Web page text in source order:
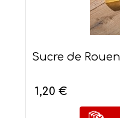
Sucre de Rouen
1,20 €